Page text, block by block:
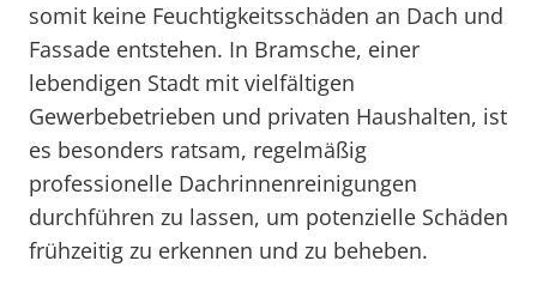
somit keine Feuchtigkeitsschäden an Dach und
Fassade entstehen. In Bramsche, einer
lebendigen Stadt mit vielfältigen
Gewerbebetrieben und privaten Haushalten, ist
es besonders ratsam, regelmäßig
professionelle Dachrinnenreinigungen
durchführen zu lassen, um potenzielle Schäden
frühzeitig zu erkennen und zu beheben.